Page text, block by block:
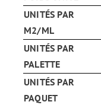
UNITÉS PAR
M2/ML
UNITÉS PAR
PALETTE
UNITÉS PAR
PAQUET